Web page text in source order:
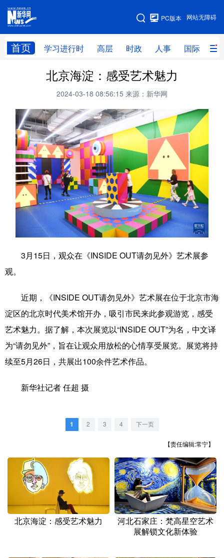
网站无障碍
PC版本
首页 学习进行时 高层 时政 人事 国际 财
网站地图
学习进行时 高层 时政
财经 网评
台湾 思客智库 全球连线 教育
科技 科创 量子
文化 书画
访谈 视频 图片 政务
法律 中央文件 金融 汽车
食品 人居 信息化 数字经济
文化产业
地方频道
北京 天津
安徽 福建
湖南
广东 广西 海南 重庆
四川 贵州 云南 西藏
陕西 甘肃 青海 宁夏
黑龙江
北京海淀：感受艺术魅力
2024-03-18 08:56:15 来源：新华网
3月15日，观众在《INSIDE OUT请勿见外》艺术展参
观。
近期，《INSIDE OUT请勿见外》艺术展在位于北京市海
淀区的北京时代美术馆开办，吸引市民来此参观游览，感受
艺术魅力。据了解，本次展览以“INSIDE OUT”为名，中文译
为“请勿见外”，旨在让观众用放松的心情享受展览。展览将持
续至5月26日，共展出100余件艺术作品。
新华社记者 任超 摄
1 2 3 4 下一页
【责任编辑:常宁】
北京海淀：感受艺术魅力
河北石家庄：梵高星空艺术
展解锁文化新体验